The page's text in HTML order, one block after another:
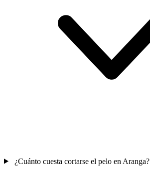
¿Cuánto cuesta cortarse el pelo en Aranga?